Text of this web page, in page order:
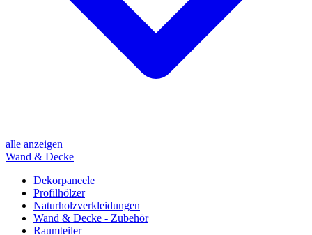
alle anzeigen
Wand & Decke
Dekorpaneele
Profilhölzer
Naturholzverkleidungen
Wand & Decke - Zubehör
Raumteiler